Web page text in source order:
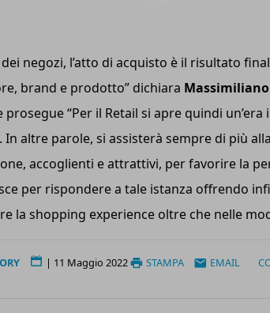
dei negozi, l’atto di acquisto è il risultato
brand e prodotto” dichiara
prosegue “Per il Retail si apre quindi
In altre parole, si assisterà sempre di più
accoglienti e attrattivi, per favorire la
per rispondere a tale istanza offrendo
la shopping experience oltre che nelle
| 11 Maggio 2022 STAMPA EMAIL